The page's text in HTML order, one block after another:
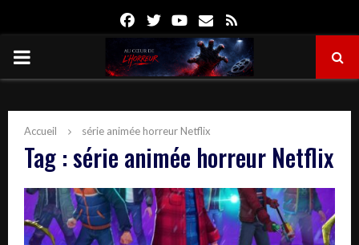
FacebookTwitterYoutube
Email
PRIMARY
Accueil série animée horreur Netflix
Tag : série animée horreur Netflix